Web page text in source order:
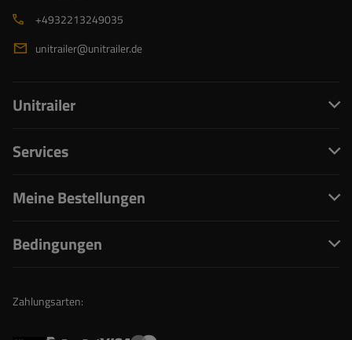
+4932213249035
unitrailer@unitrailer.de
Unitrailer
Services
Meine Bestellungen
Bedingungen
Zahlungsarten: